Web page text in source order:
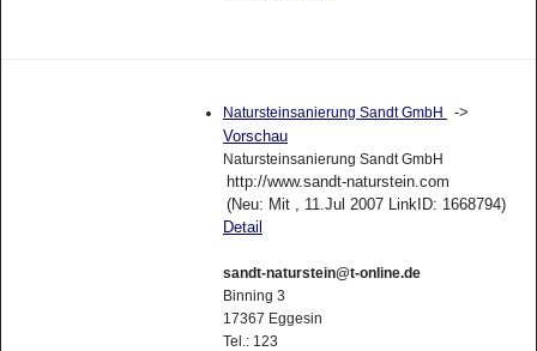
Natursteinsanierung Sandt GmbH
->
Vorschau
Natursteinsanierung Sandt GmbH
http://www.sandt-naturstein.com
(Neu: Mit , 11.Jul 2007 LinkID: 1668794)
Detail
sandt-naturstein@t-online.de
Binning 3
17367 Eggesin
Tel.: 123